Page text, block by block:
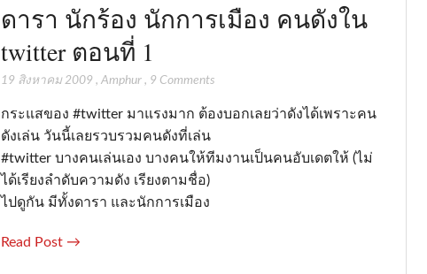
ดารา นักร้อง นักการเมือง คนดังใน
twitter ตอนที่ 1
19 สิงหาคม 2009 , Amphur, 9 Comments
กระแสของ #twitter มาแรงมาก ต้องบอกเลยว่าดังได้เพราะคน
ดังเล่น วันนี้เลยรวบรวมคนดังที่เล่น
#twitter บางคนเล่นเอง บางคนให้ทีมงานเป็นคนอับเดตให้ (ไม่
ได้เรียงลำดับความดัง เรียงตามชื่อ)
ไปดูกัน มีทั้งดารา และนักการเมือง
Read Post →